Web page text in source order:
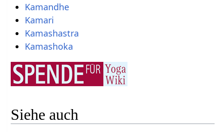
Kamandhe
Kamari
Kamashastra
Kamashoka
Siehe auch